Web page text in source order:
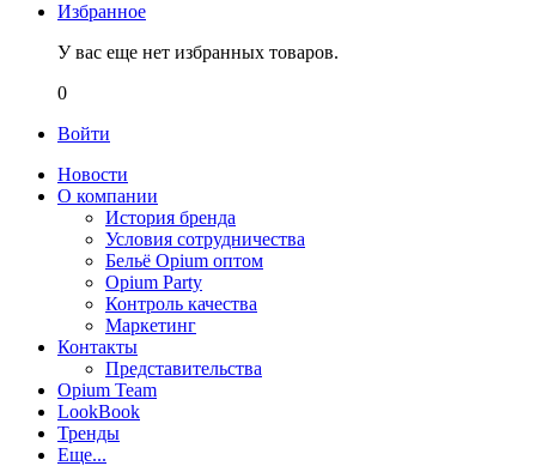
Избранное
У вас еще нет избранных товаров.
0
Войти
Новости
О компании
История бренда
Условия сотрудничества
Бельё Opium оптом
Opium Party
Контроль качества
Маркетинг
Контакты
Представительства
Opium Team
LookBook
Тренды
Еще...